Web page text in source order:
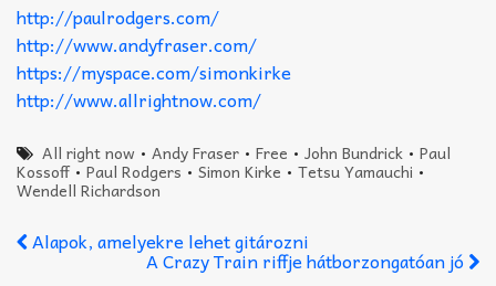
http://paulrodgers.com/
http://www.andyfraser.com/
https://myspace.com/simonkirke
http://www.allrightnow.com/
All right now •Andy Fraser •Free •John Bundrick •Paul
Kossoff• Paul Rodgers • Simon Kirke • Tetsu Yamauchi •
Wendell Richardson
Alapok, amelyekre lehet gitározni
A Crazy Train riffje hátborzongatóan jó